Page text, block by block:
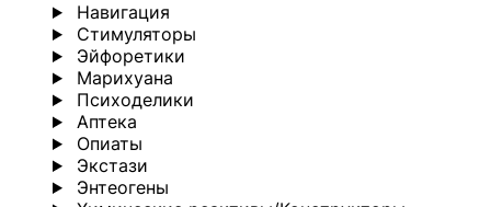
Навигация
Стимуляторы
Эйфоретики
Марихуана
Психоделики
Аптека
Опиаты
Экстази
Энтеогены